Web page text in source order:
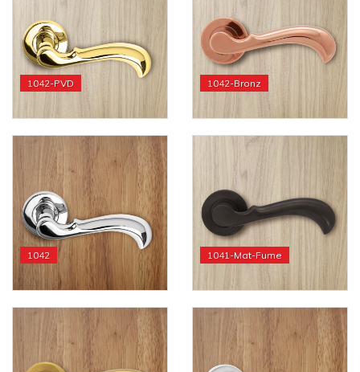
1042-PVD 1042-Bronz
1042 1041-Mat-Fume